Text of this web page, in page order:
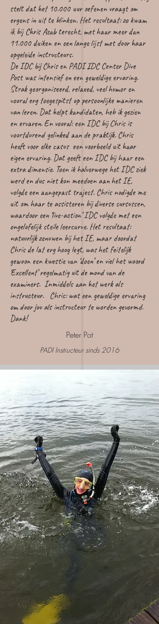
stelt dat het 10.000 uur oefenen vraagt om
ergens in uit te blinken. Het resultaat: zo kwam
ik bij Chris Azab terecht, met haar meer dan
11.000 duiken en een lange lijst met door haar
opgeleide instructeurs.
De IDC bij Chris en PADI IDC Center Dive
Post was intensief en een geweldige ervaring.
Strak georganiseerd, relaxed, veel humor en
vooral erg toegespitst op persoonlijke manieren
van leren. Dat helpt kandidaten, heb ik gezien
en ervaren. En vooral: een IDC bij Chris is
voortdurend gelinked aan de praktijk. Chris
heeft voor elke casus een voorbeeld uit haar
eigen ervaring. Dat geeft een IDC bij haar een
extra dimensie. Toen ik halverwege het IDC ziek
werd en dus niet kon meedoen aan het IE,
volgde een aangepast traject. Chris nodigde me
uit om haar te assisteren bij diverse cursussen,
waardoor een ‘live-action’ IDC volgde met een
ongelofelijk steile leercurve. Het resultaat:
natuurlijk zenuwen bij het IE, maar doordat
Chris de lat erg hoog legt, was het feitelijk
gewoon een kwestie van ‘doen’ en viel het woord
‘Excellent’ regelmatig uit de mond van de
examiners. Inmiddels aan het werk als
instructeur. Chris: wat een geweldige ervaring
om door jou als instructeur te worden gevormd.
Dank!
Peter Pot
PADI Instructeur sinds 2016